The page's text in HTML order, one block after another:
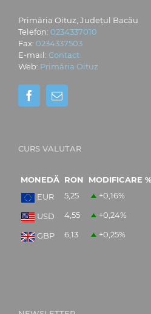
Primăria Oituz, Județul Bacău
Telefon: 0234337010
Fax: 0234337503
E-mail: Contact
Web: Primăria Oituz
CURS VALUTAR
MONEDĂ RON
MODIFICARE %
EUR
5,25 +0,16%
USD 4,55 +0,24%
GBP 6,13 +0,25%